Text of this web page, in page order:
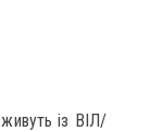
із ВІЛ/